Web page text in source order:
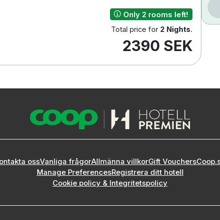
Only 2 rooms left!
Total price for 2 Nights.
2390 SEK
ossVanliga frågorAllmänna villkorGift Vouchers
Manage PreferencesRegistrera ditt hotell
Cookie policy & Integritetspolicy